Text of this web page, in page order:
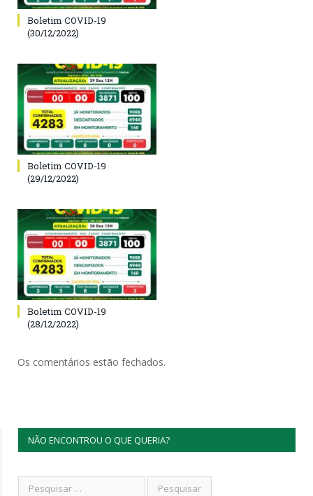
Boletim COVID-19
(30/12/2022)
Boletim COVID-19
(29/12/2022)
Boletim COVID-19
(28/12/2022)
Os comentários estão fechados.
NÃO ENCONTROU O QUE QUERIA?